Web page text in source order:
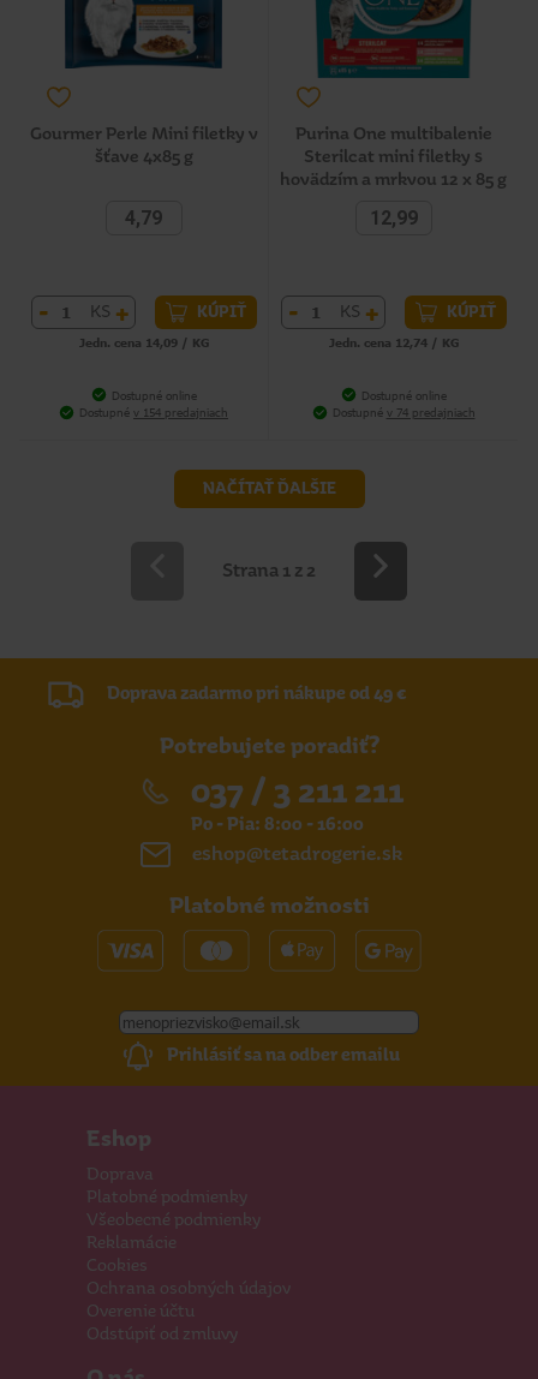
Gourmer Perle Mini filetky v
šťave 4x85 g
4,79
- KS + KÚPIŤ
Jedn. cena 14,09 / KG
Dostupné online
Dostupné v 154 predajniach
Purina One multibalenie
Sterilcat mini filetky s
hovädzím a mrkvou 12 x 85 g
12,99
- KS + KÚPIŤ
Jedn. cena 12,74 / KG
Dostupné online
Dostupné v 74 predajniach
NAČÍTAŤ ĎALŠIE
Strana 1 z 2
Doprava zadarmo pri nákupe od 49 €
Potrebujete poradiť?
037 / 3 211 211
Po - Pia: 8:00 - 16:00
eshop@tetadrogerie.sk
Platobné možnosti
Prihlásiť sa na odber emailu
Eshop
Doprava
Platobné podmienky
Všeobecné podmienky
Reklamácie
Cookies
Ochrana osobných údajov
Overenie účtu
Odstúpiť od zmluvy